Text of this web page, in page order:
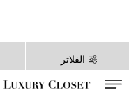
الفلاتر